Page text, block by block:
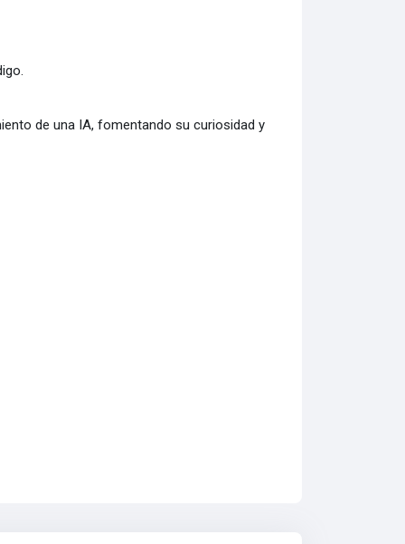
.
de una IA, fomentando su curiosidad y